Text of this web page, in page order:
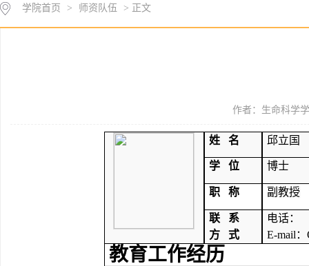
学院首页 > 师资队伍 > 正文
作者：生命科学
姓 名 邱立国
学 位 博士
职 称 副教授
联
系
方
式
电话：
E-mail ：
教育工作经历